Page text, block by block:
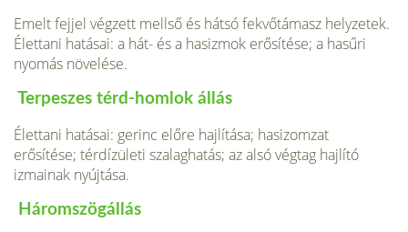
Emelt fejjel végzett mellső és hátsó fekvőtámasz helyzetek.
Élettani hatásai: a hát- és a hasizmok erősítése; a hasűri
nyomás növelése.
Terpeszes térd-homlok állás
Élettani hatásai: gerinc előre hajlítása; hasizomzat
erősítése; térdízületi szalaghatás; az alsó végtag hajlító
izmainak nyújtása.
Háromszögállás